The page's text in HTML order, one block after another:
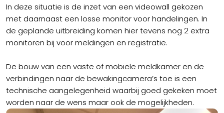
In deze situatie is de inzet van een videowall gekozen
met daarnaast een losse monitor voor handelingen. In
de geplande uitbreiding komen hier tevens nog 2 extra
monitoren bij voor meldingen en registratie.
De bouw van een vaste of mobiele meldkamer en de
verbindingen naar de bewakingcamera’s toe is een
technische aangelegenheid waarbij goed gekeken moet
worden naar de wens maar ook de mogelijkheden.